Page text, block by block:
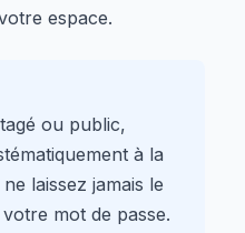
espace.
ou public,
à la
laissez jamais le
mot de passe.